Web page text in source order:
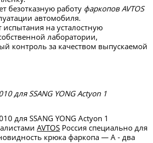
безотказную работу фаркопов AVTOS
автомобиля.
испытания на усталостную
лаборатории,
контроль за качеством выпускаемой
для SSANG YONG Actyon 1
для SSANG YONG Actyon 1
AVTOS Россия специально для
крюка фаркопа — А - два